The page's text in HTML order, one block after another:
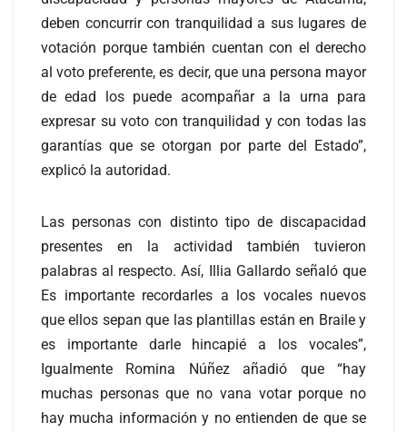
deben concurrir con tranquilidad a sus lugares de
votación porque también cuentan con el derecho
al voto preferente, es decir, que una persona mayor
de edad los puede acompañar a la urna para
expresar su voto con tranquilidad y con todas las
garantías que se otorgan por parte del Estado”,
explicó la autoridad.
Las personas con distinto tipo de discapacidad
presentes en la actividad también tuvieron
palabras al respecto. Así, Illia Gallardo señaló que
Es importante recordarles a los vocales nuevos
que ellos sepan que las plantillas están en Braile y
es importante darle hincapié a los vocales”,
Igualmente Romina Núñez añadió que “hay
muchas personas que no vana votar porque no
hay mucha información y no entienden de que se